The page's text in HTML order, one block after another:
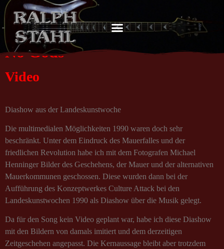
No Gods
Video
Diashow aus der Landeskunstwoche
Die multimedialen Möglichkeiten 1990 waren doch sehr
beschränkt. Unter dem Eindruck des Mauerfalles und der
friedlichen Revolution habe ich mit dem Fotografen Michael
Henninger Bilder des Geschehens, der Mauer und der alternativen
Mauerkommunen geschossen. Diese wurden dann bei der
Aufführung des Konzeptwerkes Culture Attack bei den
Landeskunstwochen 1990 als Diashow über die Musik gelegt.
Da für den Song kein Video geplant war, habe ich diese Diashow
mit den Bildern von damals imitiert und dem derzeitigen
Zeitgeschehen angepasst. Die Kernaussage bleibt aber trotzdem